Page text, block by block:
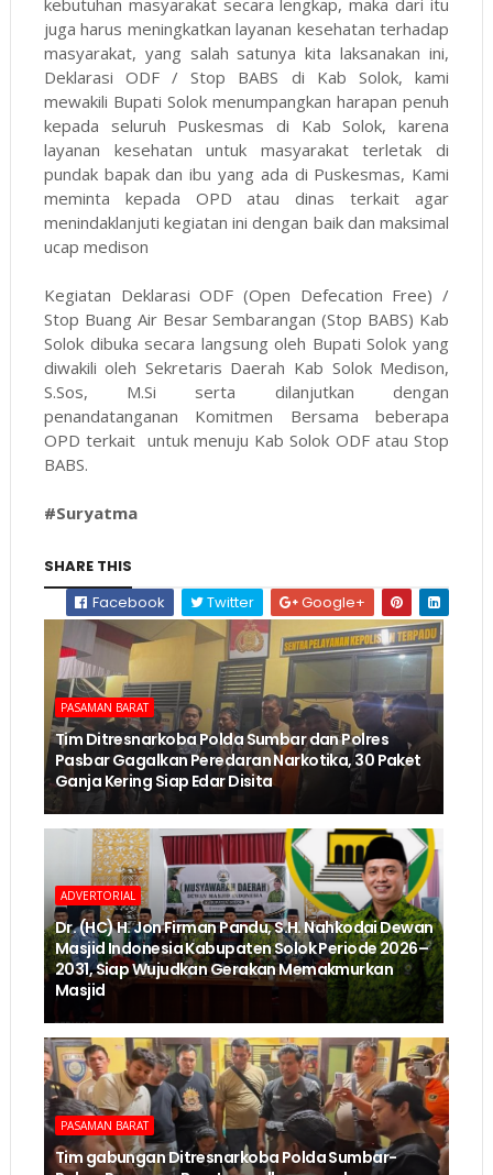
juga harus meningkatkan layanan kesehatan terhadap
masyarakat, yang salah satunya kita laksanakan ini,
Deklarasi ODF / Stop BABS di Kab Solok, kami
mewakili Bupati Solok menumpangkan harapan penuh
kepada seluruh Puskesmas di Kab Solok, karena
layanan kesehatan untuk masyarakat terletak di
pundak bapak dan ibu yang ada di Puskesmas, Kami
meminta kepada OPD atau dinas terkait agar
menindaklanjuti kegiatan ini dengan baik dan maksimal
ucap medison
Kegiatan Deklarasi ODF (Open Defecation Free) /
Stop Buang Air Besar Sembarangan (Stop BABS) Kab
Solok dibuka secara langsung oleh Bupati Solok yang
diwakili oleh Sekretaris Daerah Kab Solok Medison,
S.Sos, M.Si serta dilanjutkan dengan
penandatanganan Komitmen Bersama beberapa
OPD terkait untuk menuju Kab Solok ODF atau Stop
BABS.
#Suryatma
SHARE THIS
Facebook
Twitter Google+
PASAMAN BARAT
Tim Ditresnarkoba Polda Sumbar dan Polres
Pasbar Gagalkan Peredaran Narkotika, 30 Paket
Ganja Kering Siap Edar Disita
ADVERTORIAL
Dr. (HC) H. Jon Firman Pandu, S.H. Nahkodai Dewan
Masjid Indonesia Kabupaten Solok Periode 2026–
2031, Siap Wujudkan Gerakan Memakmurkan
Masjid
PASAMAN BARAT
Tim gabungan Ditresnarkoba Polda Sumbar-